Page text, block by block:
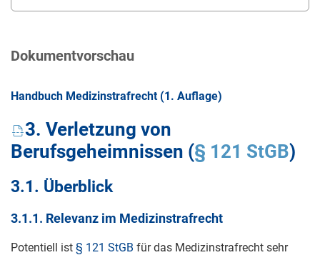
Dokumentvorschau
Handbuch Medizinstrafrecht (1. Auflage)
3. Verletzung von
Berufsgeheimnissen (§ 121 StGB)
3.1. Überblick
3.1.1. Relevanz im Medizinstrafrecht
Potentiell ist § 121 StGB für das Medizinstrafrecht sehr